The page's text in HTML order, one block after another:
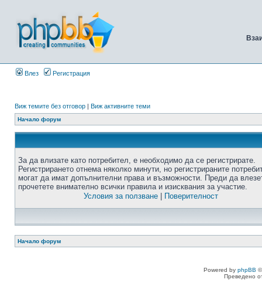
Влез Регистрация
Виж темите без отговор | Виж активните теми
Начало форум
За да влизате като потребител, е необходимо да се регистрирате.
Регистрирането отнема няколко минути, но регистрираните
могат да имат допълнителни права и възможности. Преди да
прочетете внимателно всички правила и изисквания за участие.
Условия за ползване| Поверителност
Начало форум
Powered by phpBB
Преведено